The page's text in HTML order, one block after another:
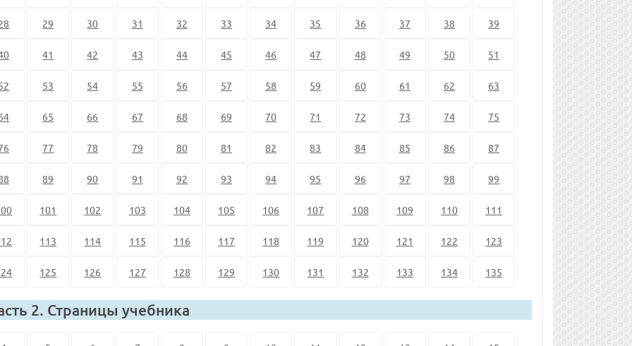
29 30 31 32 33 34 35 36 37 38 39
41 42 43 44 45 46 47 48 49 50 51
53 54 55 56 57 58 59 60 61 62 63
65 66 67 68 69 70 71 72 73 74 75
77 78 79 80 81 82 83 84 85 86 87
89 90 91 92 93 94 95 96 97 98 99
101 102 103 104 105 106 107 108 109 110 111
113 114 115 116 117 118 119 120 121 122 123
125 126 127 128 129 130 131 132 133 134 135
2. Страницы учебника